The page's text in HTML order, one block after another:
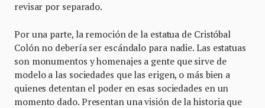
revisar por separado.
Por una parte, la remoción de la estatua de Cristóbal
Colón no debería ser escándalo para nadie. Las estatuas
son monumentos y homenajes a gente que sirve de
modelo a las sociedades que las erigen, o más bien a
quienes detentan el poder en esas sociedades en un
momento dado. Presentan una visión de la historia que